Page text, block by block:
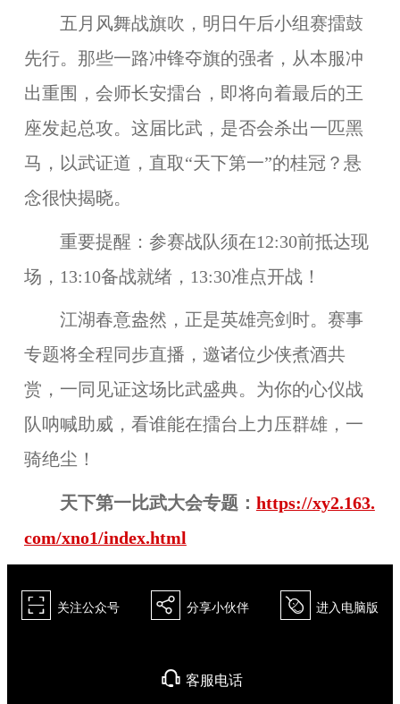
五月风舞战旗吹，明日午后小组赛擂鼓
先行。那些一路冲锋夺旗的强者，从本服冲
出重围，会师长安擂台，即将向着最后的王
座发起总攻。这届比武，是否会杀出一匹黑
马，以武证道，直取“天下第一”的桂冠？悬
念很快揭晓。
重要提醒：参赛战队须在12:30前抵达现
场，13:10备战就绪，13:30准点开战！
江湖春意盎然，正是英雄亮剑时。赛事
专题将全程同步直播，邀诸位少侠煮酒共
赏，一同见证这场比武盛典。为你的心仪战
队呐喊助威，看谁能在擂台上力压群雄，一
骑绝尘！
天下第一比武大会专题： https://xy2.163.
com/xno1/index.html
򰀁 关注公众号 򰀂 分享小伙伴 򰀄 进入电脑版
򰀃 客服电话